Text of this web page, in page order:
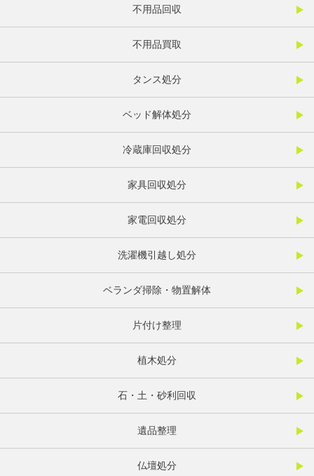
不用品回収
不用品買取
タンス処分
ベッド解体処分
冷蔵庫回収処分
家具回収処分
家電回収処分
洗濯機引越し処分
ベランダ掃除・物置解体
片付け整理
植木処分
石・土・砂利回収
遺品整理
仏壇処分